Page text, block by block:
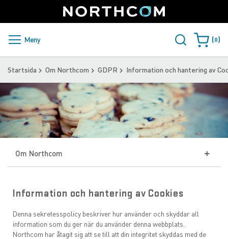
to
Content
Sweden
PRODUKTER OCH LÖSNINGAR
NYHETER
ÅTERFÖRSÄLJARE
NORTHCOM
Meny Varukorgen
0
Startsida Om Northcom GDPR Information och hantering av
Information och hantering av Cookies
Denna sekretesspolicy beskriver hur använder och skyddar all
information som du ger när du använder denna webbplats.
Northcom har åtagit sig att se till att din integritet skyddas med de
Om Northcom
Information och hantering av Cookies
Arbetsmiljö